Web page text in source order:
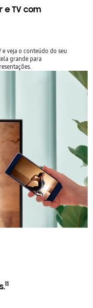
e TV com
e veja o conteúdo do seu
grande para
11